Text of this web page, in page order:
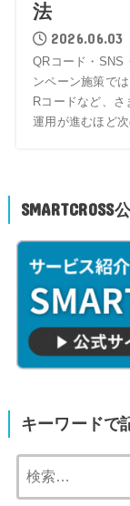
法
2026.06.03
QRコード・SNS
ンペーン施策で
Rコードなど、さ
運用が進むほど
キーワードで